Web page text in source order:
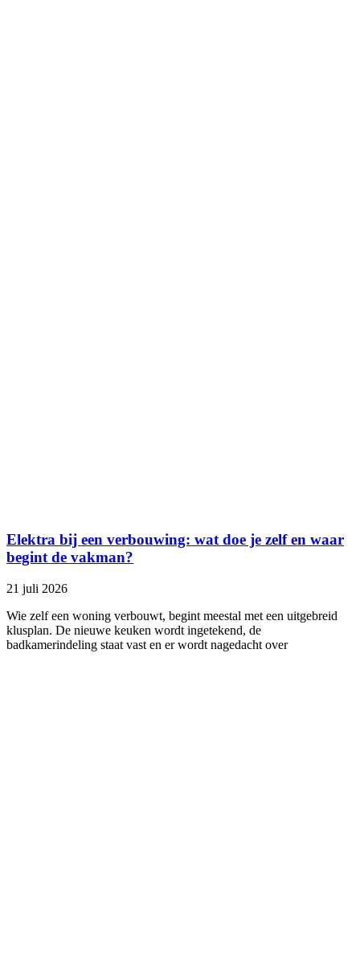
Elektra bij een verbouwing: wat doe je zelf en waar
begint de vakman?
21 juli 2026
Wie zelf een woning verbouwt, begint meestal met een uitgebreid
klusplan. De nieuwe keuken wordt ingetekend, de
badkamerindeling staat vast en er wordt nagedacht over